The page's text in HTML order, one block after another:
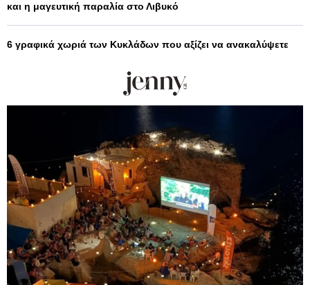
και η μαγευτική παραλία στο Λιβυκό
6 γραφικά χωριά των Κυκλάδων που αξίζει να ανακαλύψετε